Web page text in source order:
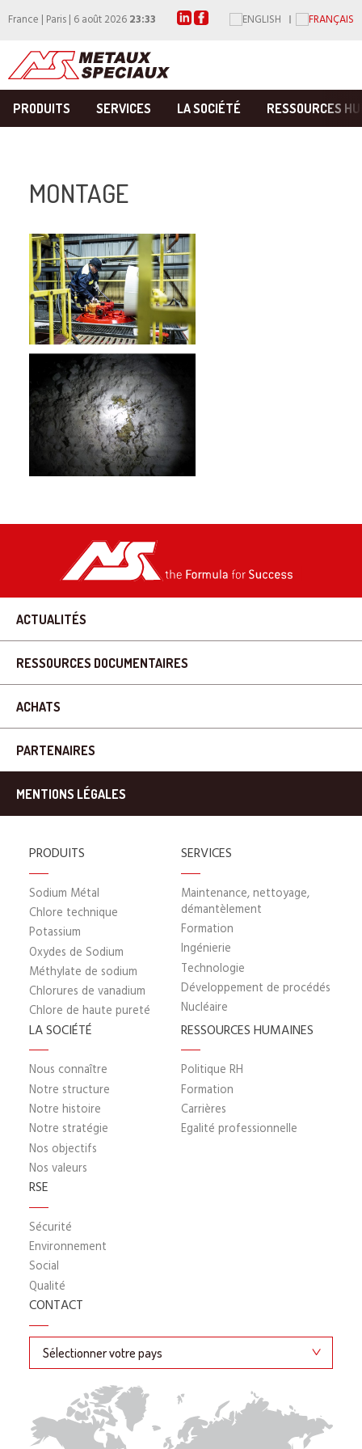
France | Paris | 6 août 202623:33
PRODUITS SERVICES LA SOCIÉTÉ RESSOURCES
MONTAGE
ACTUALITÉS
RESSOURCES DOCUMENTAIRES
ACHATS
PARTENAIRES
MENTIONS LÉGALES
PRODUITS
Sodium Métal
Chlore technique
Potassium
Oxydes de Sodium
Méthylate de sodium
Chlorures de vanadium
Chlore de haute pureté
SERVICES
Maintenance, nettoyage,
démantèlement
Formation
Ingénierie
Technologie
Développement de procédés
Nucléaire
LA SOCIÉTÉ
Nous connaître
Notre structure
Notre histoire
Notre stratégie
Nos objectifs
Nos valeurs
RESSOURCES HUMAINES
Politique RH
Formation
Carrières
Egalité professionnelle
RSE
Sécurité
Environnement
Social
Qualité
CONTACT